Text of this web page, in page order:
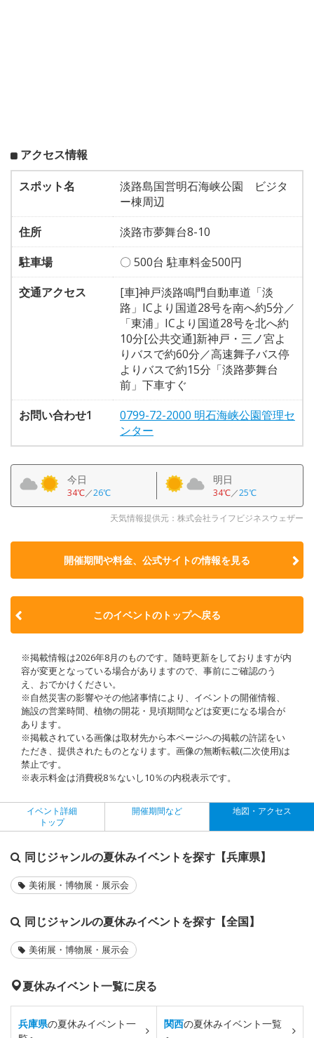
アクセス情報
スポット名
淡路島国営明石海峡公園 ビジタ
ー棟周辺
住所
淡路市夢舞台8-10
駐車場
〇 500台 駐車料金500円
交通アクセス
[車]神戸淡路鳴門自動車道「淡
路」ICより国道28号を南へ約5分／
「東浦」ICより国道28号を北へ約
10分[公共交通]新神戸・三ノ宮よ
りバスで約60分／高速舞子バス停
よりバスで約15分「淡路夢舞台
前」下車すぐ
お問い合わせ1
0799-72-2000 明石海峡公園管理セ
ンター
今日
34℃／26℃
明日
34℃／25℃
天気情報提供元：株式会社ライフビジネスウェザー
開催期間や料金、公式サイトの情報を見る
このイベントのトップへ戻る
※掲載情報は2026年8月のものです。随時更新をしておりますが内
容が変更となっている場合がありますので、事前にご確認のう
え、おでかけください。
※自然災害の影響やその他諸事情により、イベントの開催情報、
施設の営業時間、植物の開花・見頃期間などは変更になる場合が
あります。
※掲載されている画像は取材先から本ページへの掲載の許諾をい
ただき、提供されたものとなります。画像の無断転載(二次使用)は
禁止です。
※表示料金は消費税8％ないし10％の内税表示です。
イベント詳細
トップ
開催期間など 地図・アクセス
同じジャンルの夏休みイベントを探す【兵庫県】
美術展・博物展・展示会
同じジャンルの夏休みイベントを探す【全国】
美術展・博物展・展示会
夏休みイベント一覧に戻る
兵庫県の夏休みイベント一
関西の夏休みイベント一覧